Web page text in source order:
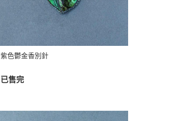
紫色鬱金香別針
已售完